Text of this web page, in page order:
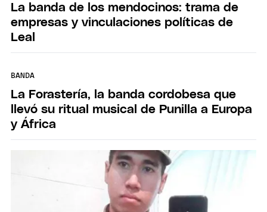
La banda de los mendocinos: trama de
empresas y vinculaciones políticas de
Leal
BANDA
La Forastería, la banda cordobesa que
llevó su ritual musical de Punilla a Europa
y África